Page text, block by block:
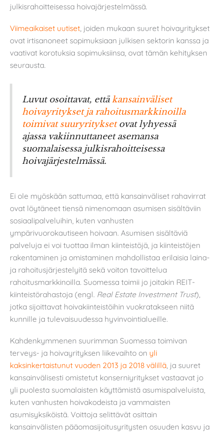
julkisrahoitteisessa hoivajärjestelmässä.
Viimeaikaiset uutiset , joiden mukaan suuret hoivayritykset
ovat irtisanoneet sopimuksiaan julkisen sektorin kanssa ja
vaativat korotuksia sopimuksiinsa, ovat tämän kehityksen
seurausta.
Luvut osoittavat, ettäkansainväliset
hoivayritykset ja rahoitusmarkkinoilla
toimivat suuryrityksetovat lyhyessä
ajassa vakiinnuttaneet asemansa
suomalaisessa julkisrahoitteisessa
hoivajärjestelmässä.
Ei ole myöskään sattumaa, että kansainväliset rahavirrat
ovat löytäneet tiensä nimenomaan asumisen sisältäviin
sosiaalipalveluihin, kuten vanhusten
ympärivuorokautiseen hoivaan. Asumisen sisältäviä
palveluja ei voi tuottaa ilman kiinteistöjä, ja kiinteistöjen
rakentaminen ja omistaminen mahdollistaa erilaisia laina-
ja rahoitusjärjestelyitä sekä voiton tavoittelua
rahoitusmarkkinoilla. Suomessa toimii jo joitakin REIT-
kiinteistörahastoja (engl. Real Estate Investment Trust),
jotka sijoittavat hoivakiinteistöihin vuokratakseen niitä
kunnille ja tulevaisuudessa hyvinvointialueille.
Kahdenkymmenen suurimman Suomessa toimivan
terveys- ja hoivayrityksen liikevaihto on yli
kaksinkertaistunut vuoden 2013 ja 2018 välillä , ja suuret
kansainvälisesti omistetut konserniyritykset vastaavat jo
yli puolesta suomalaisten käyttämistä asumispalveluista,
kuten vanhusten hoivakodeista ja vammaisten
asumisyksiköistä. Voittoja selittävät osittain
kansainvälisten pääomasijoitusyritysten osuuden kasvu ja